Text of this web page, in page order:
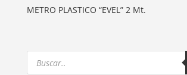
METRO PLASTICO “EVEL” 2 Mt.
Products
search